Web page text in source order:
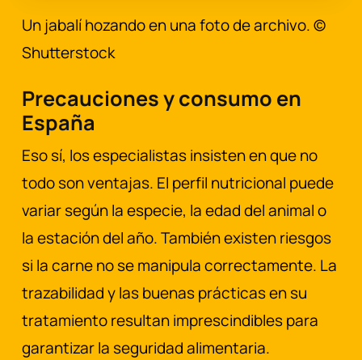
Un jabalí hozando en una foto de archivo. ©
Shutterstock
Precauciones y consumo en
España
Eso sí, los especialistas insisten en que no
todo son ventajas. El perfil nutricional puede
variar según la especie, la edad del animal o
la estación del año. También existen riesgos
si la carne no se manipula correctamente. La
trazabilidad y las buenas prácticas en su
tratamiento resultan imprescindibles para
garantizar la seguridad alimentaria.